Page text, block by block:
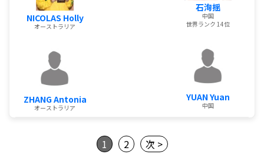
NICOLAS Holly
オーストラリア
ZHANG Antonia
オーストラリア
石洵揺
中国
世界ランク 14位
YUAN Yuan
中国
1 2 次 >